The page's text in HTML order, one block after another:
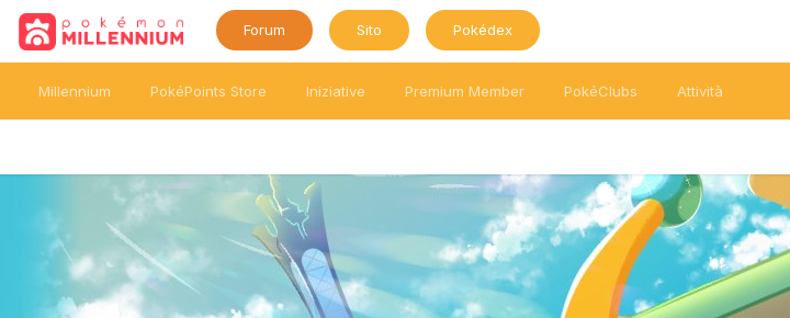
Forum Sito Pokédex
Millennium PokéPoints Store Iniziative Premium Member PokéClubs Attività